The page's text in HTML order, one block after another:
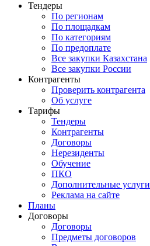
Тендеры
По регионам
По площадкам
По категориям
По предоплате
Все закупки Казахстана
Все закупки России
Контрагенты
Проверить контрагента
Об услуге
Тарифы
Тендеры
Контрагенты
Договоры
Нерезиденты
Обучение
ПКО
Дополнительные услуги
Реклама на сайте
Планы
Договоры
Договоры
Предметы договоров